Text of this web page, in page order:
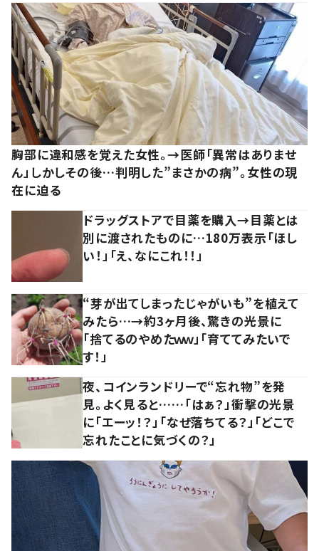
胸部に違和感を覚えた女性。→医師「異常はありませ
ん」しかしその後…判明した”まさかの病”。女性の現
在に迫る
ドラッグストアで目薬を購入→目薬とは
別に渡されたものに…180万表示「ほし
い！」「え、なにこれ！！」
“芽が出てしまったじゃがいも”を植えて
みたら…→約3ヶ月後、驚きの光景に
「捨てるのやめたｗｗ」「育ててみたいで
す！」
夜、コインランドリーで“忘れ物”を発
見。よく見ると……「はぁ？」衝撃の光景
に「エーッ！？」「なぜ落ちてる？」「どこで
忘れたことに気づくの？」